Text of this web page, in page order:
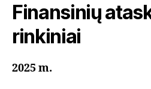
Finansinių
rinkiniai
2025 m.